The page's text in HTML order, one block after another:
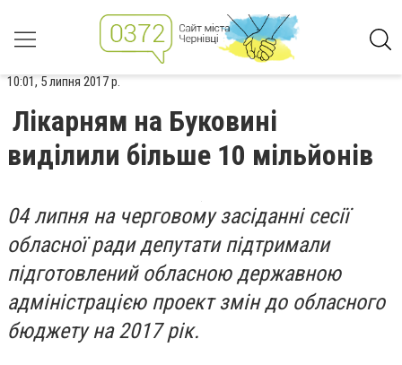
10:01, 5 липня 2017 р.
Лікарням на Буковині
виділили більше 10 мільйонів
04 липня на черговому засіданні сесії
обласної ради депутати підтримали
підготовлений обласною державною
адміністрацією проект змін до обласного
бюджету на 2017 рік.